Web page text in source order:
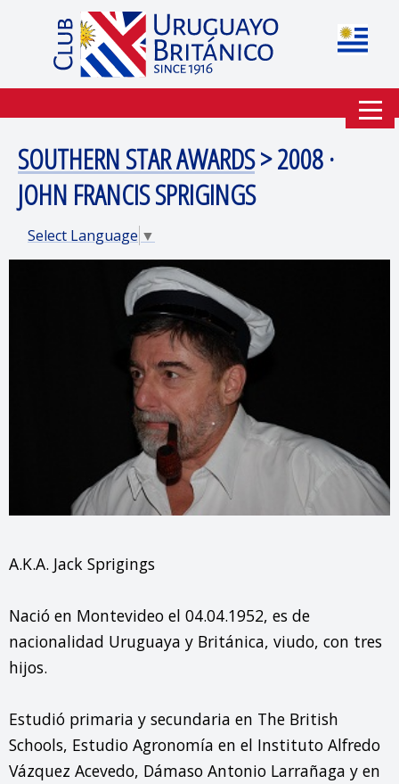
SOUTHERN STAR AWARDS> 2008 ·
JOHN FRANCIS SPRIGINGS
Select Language ▼
A.K.A. Jack Sprigings
Nació en Montevideo el 04.04.1952, es de
nacionalidad Uruguaya y Británica, viudo, con tres
hijos.
Estudió primaria y secundaria en The British
Schools, Estudio Agronomía en el Instituto Alfredo
Vázquez Acevedo, Dámaso Antonio Larrañaga y en